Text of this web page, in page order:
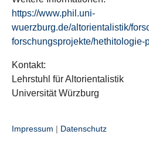
https://www.phil.uni-
wuerzburg.de/altorientalistik/
forschungsprojekte/hethitologie-
Kontakt:
Lehrstuhl für Altorientalistik
Universität Würzburg
Impressum | Datenschutz